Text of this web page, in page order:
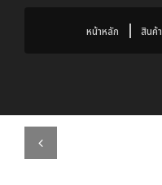
หน้าหลัก สินค้